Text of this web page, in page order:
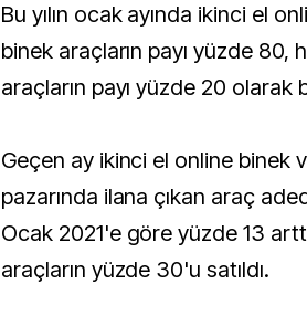
Bu yılın ocak ayında ikinci el
binek araçların payı yüzde 80,
araçların payı yüzde 20 olarak
Geçen ay ikinci el online binek
pazarında ilana çıkan araç
Ocak 2021'e göre yüzde 13
araçların yüzde 30'u satıldı.